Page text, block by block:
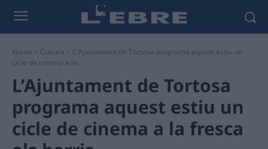
Home Cultura
L'Ajuntament de Tortosa programa aquest estiu un
cicle de cinema a la...
L’Ajuntament de Tortosa
programa aquest estiu un
cicle de cinema a la fresca